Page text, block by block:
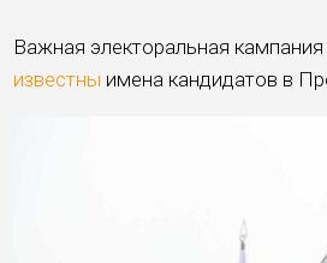
Важная электоральная
известны имена кандидатов в